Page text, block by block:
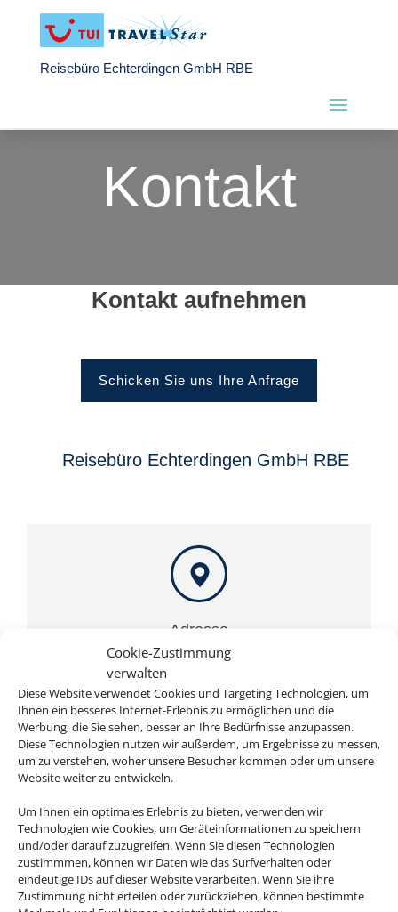
Cookie-Zustimmung
verwalten
Diese Website verwendet Cookies und Targeting Technologien, um
Ihnen ein besseres Internet-Erlebnis zu ermöglichen und die
Werbung, die Sie sehen, besser an Ihre Bedürfnisse anzupassen.
Diese Technologien nutzen wir außerdem, um Ergebnisse zu messen,
um zu verstehen, woher unsere Besucher kommen oder um unsere
Website weiter zu entwickeln.
Um Ihnen ein optimales Erlebnis zu bieten, verwenden wir
Technologien wie Cookies, um Geräteinformationen zu speichern
und/oder darauf zuzugreifen. Wenn Sie diesen Technologien
zustimmmen, können wir Daten wie das Surfverhalten oder
eindeutige IDs auf dieser Website verarbeiten. Wenn Sie ihre
Zustimmung nicht erteilen oder zurückziehen, können bestimmte
Reisebüro Echterdingen GmbH RBE
Kontakt
Kontakt aufnehmen
Schicken Sie uns Ihre Anfrage
Reisebüro Echterdingen GmbH RBE
Adresse
Reisebüro Echterdingen GmbH RBE
Backhausgasse 1
D-70771 Echterdingen
Rufen Sie uns an